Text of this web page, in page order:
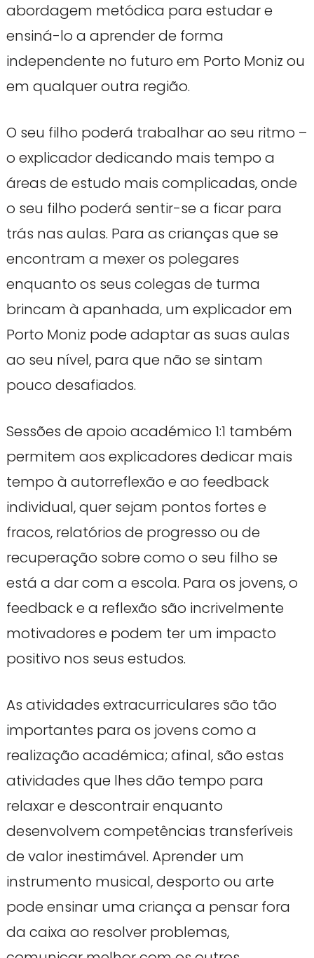
abordagem metódica para estudar e
ensiná-lo a aprender de forma
independente no futuro em Porto Moniz ou
em qualquer outra região.
O seu filho poderá trabalhar ao seu ritmo –
o explicador dedicando mais tempo a
áreas de estudo mais complicadas, onde
o seu filho poderá sentir-se a ficar para
trás nas aulas. Para as crianças que se
encontram a mexer os polegares
enquanto os seus colegas de turma
brincam à apanhada, um explicador em
Porto Moniz pode adaptar as suas aulas
ao seu nível, para que não se sintam
pouco desafiados.
Sessões de apoio académico 1:1 também
permitem aos explicadores dedicar mais
tempo à autorreflexão e ao feedback
individual, quer sejam pontos fortes e
fracos, relatórios de progresso ou de
recuperação sobre como o seu filho se
está a dar com a escola. Para os jovens, o
feedback e a reflexão são incrivelmente
motivadores e podem ter um impacto
positivo nos seus estudos.
As atividades extracurriculares são tão
importantes para os jovens como a
realização académica; afinal, são estas
atividades que lhes dão tempo para
relaxar e descontrair enquanto
desenvolvem competências transferíveis
de valor inestimável. Aprender um
instrumento musical, desporto ou arte
pode ensinar uma criança a pensar fora
da caixa ao resolver problemas,